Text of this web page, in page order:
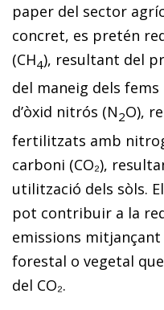
paper del sector
concret, es pretén
(CH4), re­­sultant del
del maneig dels
d’òxid nitrós (N2O),
fertilitzats amb
car­­boni (CO₂),
utilització dels sòls.
pot contribuir a la
emissions mitjançant
forestal o vegetal
del CO₂.